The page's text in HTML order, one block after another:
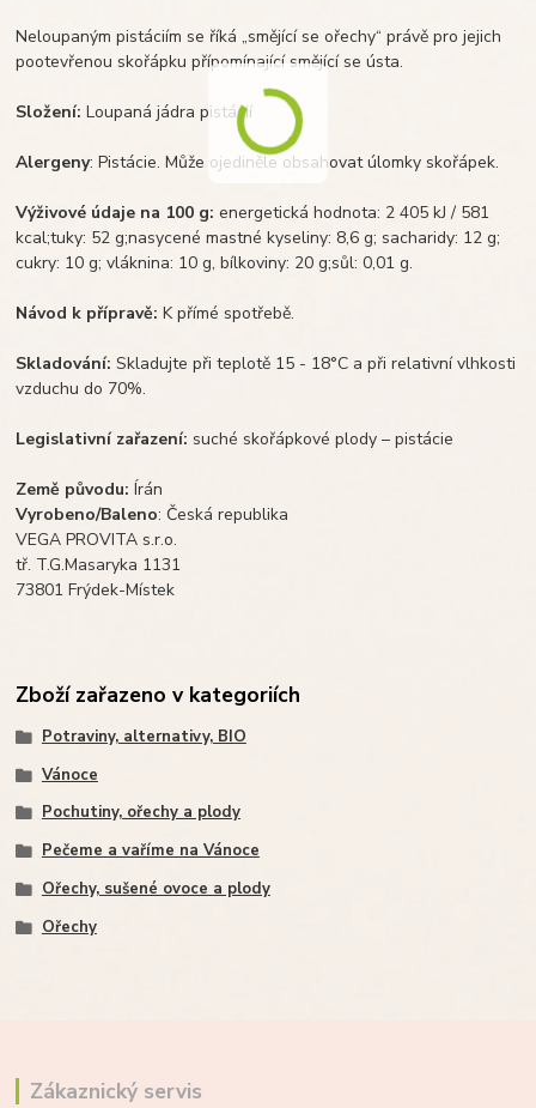
Neloupaným pistáciím se říká „smějící se ořechy“ právě pro jejich
pootevřenou skořápku přípomínající smějící se ústa.
Složení: Loupaná jádra pistácií
Alergeny: Pistácie. Může ojediněle obsahovat úlomky skořápek.
Výživové údaje na 100 g: energetická hodnota: 2 405 kJ / 581
kcal;tuky: 52 g;nasycené mastné kyseliny: 8,6 g; sacharidy: 12 g;
cukry: 10 g; vláknina: 10 g, bílkoviny: 20 g;sůl: 0,01 g.
Návod k přípravě:K přímé spotřebě.
Skladování: Skladujte při teplotě 15 - 18°C a při relativní vlhkosti
vzduchu do 70%.
Legislativní zařazení: suché skořápkové plody – pistácie
Země původu: Írán
Vyrobeno/Baleno: Česká republika
VEGA PROVITA s.r.o.
tř. T.G.Masaryka 1131
73801 Frýdek-Místek
Zboží zařazeno v kategoriích
Potraviny, alternativy, BIO
Vánoce
Pochutiny, ořechy a plody
Pečeme a vaříme na Vánoce
Ořechy, sušené ovoce a plody
Ořechy
Zákaznický servis